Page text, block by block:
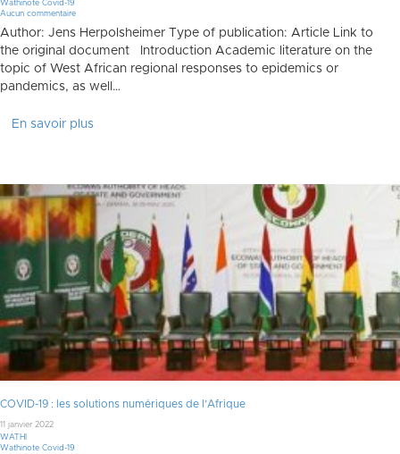
Wathinote Covid-19
Aucun commentaire
Author: Jens Herpolsheimer Type of publication: Article Link to
the original document Introduction Academic literature on the
topic of West African regional responses to epidemics or
pandemics, as well…
En savoir plus
COVID-19 : les solutions numériques de l’Afrique
11 janvier 2022
WATHI
Wathinote Covid-19